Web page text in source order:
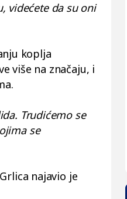
videćete da su oni
koplja
više na značaju, i
Trudićemo se
se
najavio je